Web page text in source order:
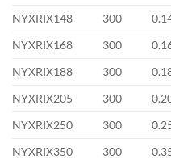
NYXRIX148
300
NYXRIX168
300
NYXRIX188
300
NYXRIX205
300
NYXRIX250
300
NYXRIX350
300